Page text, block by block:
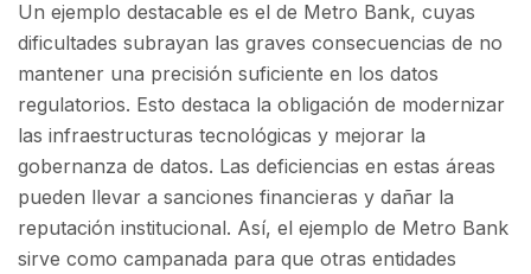
Un ejemplo destacable es el de Metro Bank, cuyas
dificultades subrayan las graves consecuencias de no
mantener una precisión suficiente en los datos
regulatorios. Esto destaca la obligación de modernizar
las infraestructuras tecnológicas y mejorar la
gobernanza de datos. Las deficiencias en estas áreas
pueden llevar a sanciones financieras y dañar la
reputación institucional. Así, el ejemplo de Metro Bank
sirve como campanada para que otras entidades